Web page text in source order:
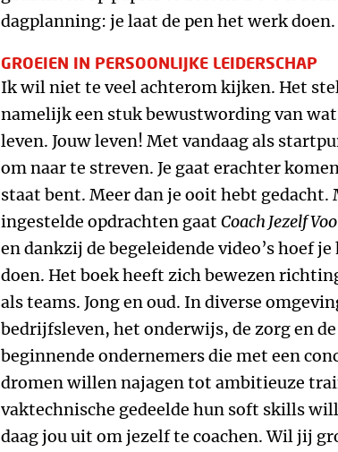
dagplanning: je laat de pen het werk doen.
GROEIEN IN PERSOONLIJKE LEIDERSCHAP
Ik wil niet te veel achterom kijken. Het
namelijk een stuk bewustwording van
leven. Jouw leven! Met vandaag als
om naar te streven. Je gaat erachter
staat bent. Meer dan je ooit hebt
ingestelde opdrachten gaat Coach Jezelf
en dankzij de begeleidende video’s hoef
doen. Het boek heeft zich bewezen
als teams. Jong en oud. In diverse
bedrijfsleven, het onderwijs, de zorg en
beginnende ondernemers die met een
dromen willen najagen tot ambitieuze
vaktechnische gedeelde hun soft skills
daag jou uit om jezelf te coachen. Wil jij